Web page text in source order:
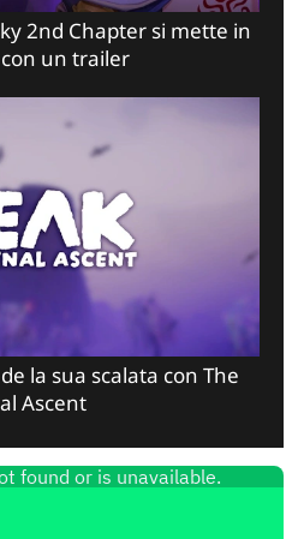
2nd Chapter si mette in
un trailer
la sua scalata con The
Ascent